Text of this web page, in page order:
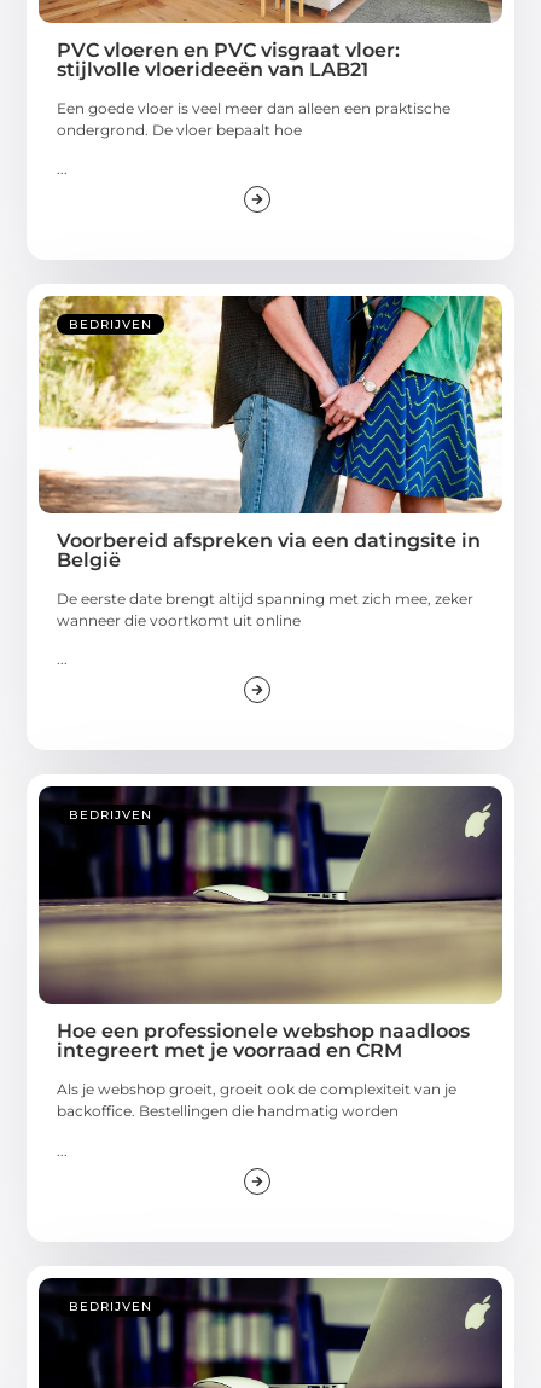
PVC vloeren en PVC visgraat vloer:
stijlvolle vloerideeën van LAB21
Een goede vloer is veel meer dan alleen een praktische
ondergrond. De vloer bepaalt hoe
...
BEDRIJVEN
Voorbereid afspreken via een datingsite in
België
De eerste date brengt altijd spanning met zich mee, zeker
wanneer die voortkomt uit online
...
BEDRIJVEN
Hoe een professionele webshop naadloos
integreert met je voorraad en CRM
Als je webshop groeit, groeit ook de complexiteit van je
backoffice. Bestellingen die handmatig worden
BEDRIJVEN